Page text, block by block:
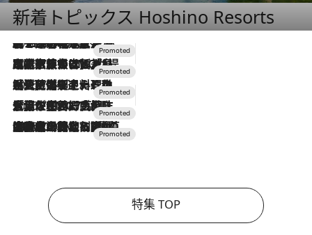
新着トピックス Hoshino Resorts
2026.8.7
【トンボの足水浴】ヒノキの香りに包まれて涼感マックス！約13℃の湧水かけ流しを避暑地「星野温泉 トンボの湯」で体験
2026.7.31
【ホテル帰省】という選択肢をOMOが提案。家族とほどよい距離を保つには「昼は実家、夜は気兼ねなくホテルで！」
2026.7.24
【夏限定ディナーコース】旬を迎える稚鮎や花ズッキーニなどをイタリア・トスカーナの郷土料理の手法で満喫！
2026.7.17
「土佐和ハーブかき氷」がOMO7高知に登場！生姜、山椒、大葉など目にも舌にも涼を呼ぶ郷土の味
2026.7.10
NEW OPEN！【界 草津】名湯の地に誕生。趣の異なる2種の温泉と上州ならではの会席・蕎麦割烹など美食を味わう究極の癒やし旅
特集 TOP